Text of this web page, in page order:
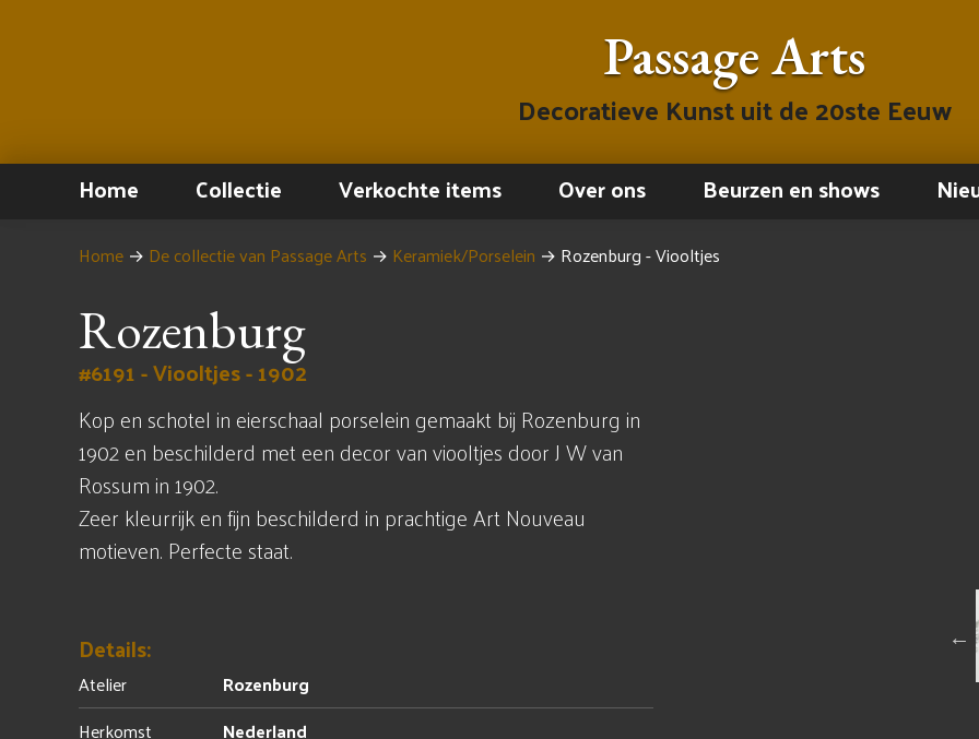
Passage Arts
Decoratieve Kunst uit de 20ste Eeuw
Home Collectie Verkochte items Over ons Beurzen en shows
Home → De collectie van Passage Arts → Keramiek/Porselein → Rozenburg - Viooltjes
Rozenburg
#6191 - Viooltjes - 1902
Kop en schotel in eierschaal porselein gemaakt bij Rozenburg in
1902 en beschilderd met een decor van viooltjes door J W van
Rossum in 1902.
Zeer kleurrijk en fijn beschilderd in prachtige Art Nouveau
motieven. Perfecte staat.
Details:
Atelier
Rozenburg
Herkomst
Nederland